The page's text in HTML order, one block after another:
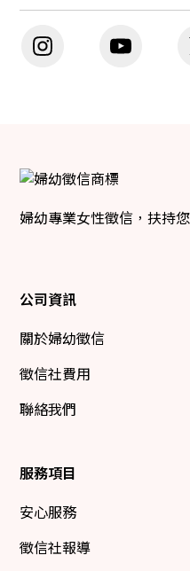
婦幼專業女性徵信，扶持
公司資訊
關於婦幼徵信
徵信社費用
聯絡我們
服務項目
安心服務
徵信社報導